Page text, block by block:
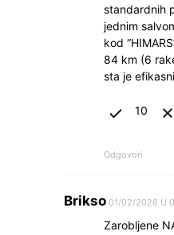
standardnih
jednim
kod
84 km (6
sta je
10
Odgovori
Brikso 01/02/2026 U
Zarobljene